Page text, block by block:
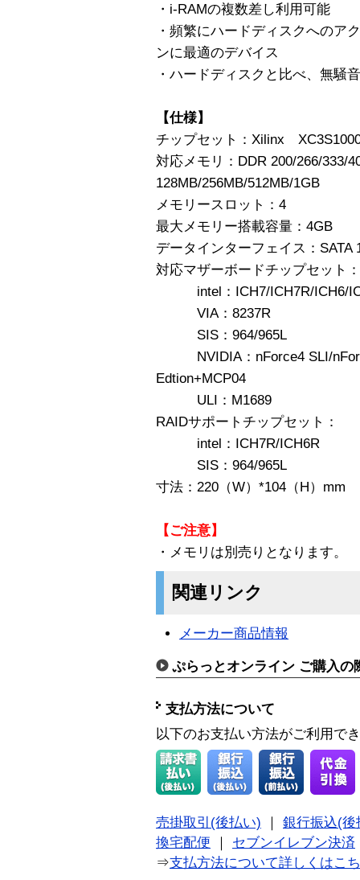
・i-RAMの複数差し利用可能
・頻繁にハードディスクへのア
ンに最適のデバイス
・ハードディスクと比べ、無騒
【仕様】
チップセット：Xilinx
対応メモリ：DDR 200/266/333/
128MB/256MB/512MB/1GB
メモリースロット：4
最大メモリー搭載容量：4GB
データインターフェイス：SATA
対応マザーボードチップセット：
intel：ICH7/ICH7R/ICH6/
VIA：8237R
SIS：964/965L
NVIDIA：nForce4 SLI/
Edtion+MCP04
ULI：M1689
RAIDサポートチップセット：
intel：ICH7R/ICH6R
SIS：964/965L
寸法：220（W）*104（H）mm
【ご注意】
・メモリは別売りとなります。
関連リンク
メーカー商品情報
ぷらっとオンライン ご購入の
支払方法について
以下のお支払い方法がご利用で
売掛取引(後払い)
銀行振込(後
換宅配便
セブンイレブン決済
⇒支払方法について詳しくはこ